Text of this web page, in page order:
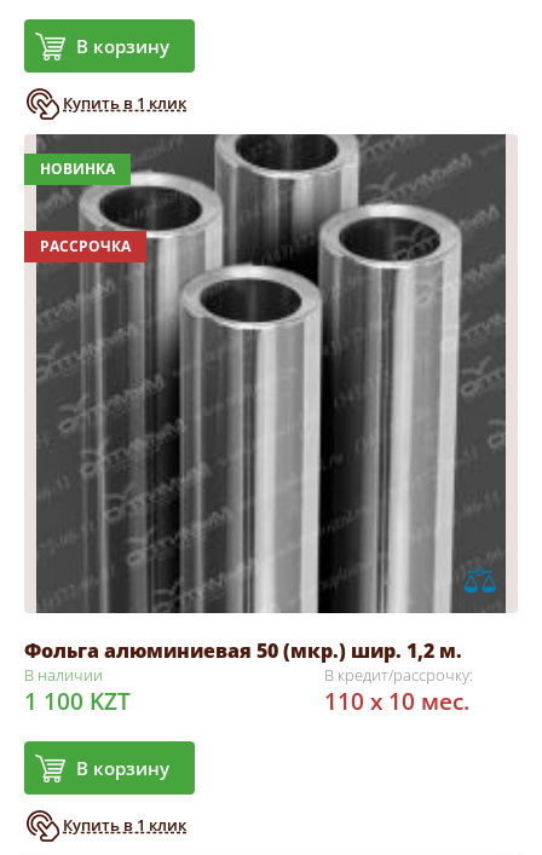
В корзину
Купить в 1 клик
НОВИНКА
РАССРОЧКА
Фольга алюминиевая 50 (мкр.) шир. 1,2 м.
В наличии
1 100 KZT
В корзину
Купить в 1 клик
В кредит/рассрочку:
110 x 10 мес.